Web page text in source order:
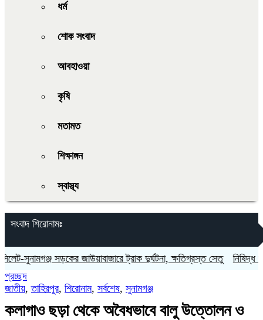
ধর্ম
শোক সংবাদ
আবহাওয়া
কৃষি
মতামত
শিক্ষাঙ্গন
স্বাস্থ্য
সংবাদ শিরোনামঃ
সড়কের জাউয়াবাজারে ট্রাক দুর্ঘটনা, ক্ষতিগ্রস্ত সেতু নিষিদ্ধ
প্রচ্ছদ
জাতীয়,তাহিরপুর, শিরোনাম, সর্বশেষ, সুনামগঞ্জ
কলাগাও ছড়া থেকে অবৈধভাবে বালু উত্তোলন ও